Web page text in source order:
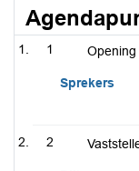
1 Opening
Sprekers
2